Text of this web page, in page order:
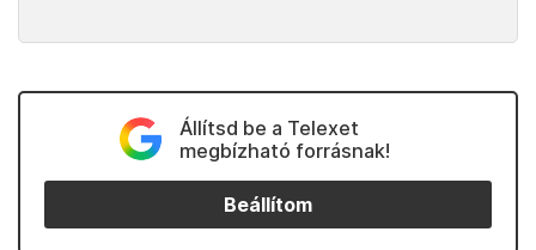
Állítsd be a Telexet
megbízható forrásnak!
Beállítom